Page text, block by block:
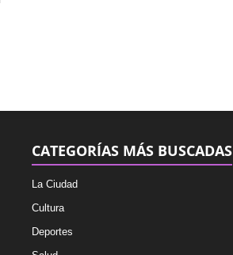
CATEGORÍAS MÁS BUSCADAS
La Ciudad
Cultura
Deportes